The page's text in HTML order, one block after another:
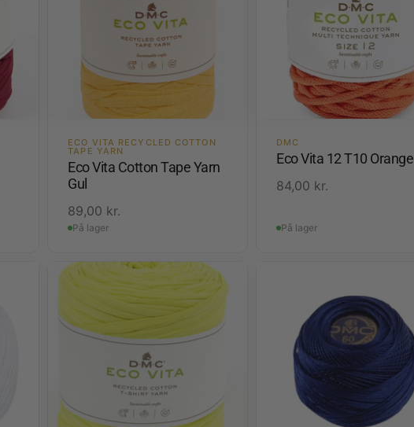
ECO VITA RECYCLED COTTON
TAPE YARN
Eco Vita Cotton Tape Yarn
Gul
89,00 kr.
På lager
DMC
Eco Vita 12 T10 Orange
84,00 kr.
På lager